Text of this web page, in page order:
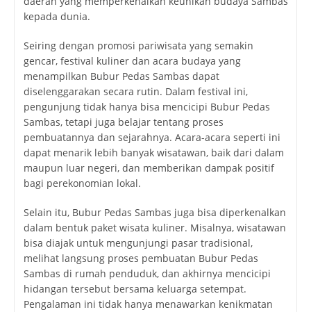
kepada dunia.
Seiring dengan promosi pariwisata yang semakin
gencar, festival kuliner dan acara budaya yang
menampilkan Bubur Pedas Sambas dapat
diselenggarakan secara rutin. Dalam festival ini,
pengunjung tidak hanya bisa mencicipi Bubur Pedas
Sambas, tetapi juga belajar tentang proses
pembuatannya dan sejarahnya. Acara-acara seperti ini
dapat menarik lebih banyak wisatawan, baik dari dalam
maupun luar negeri, dan memberikan dampak positif
bagi perekonomian lokal.
Selain itu, Bubur Pedas Sambas juga bisa diperkenalkan
dalam bentuk paket wisata kuliner. Misalnya, wisatawan
bisa diajak untuk mengunjungi pasar tradisional,
melihat langsung proses pembuatan Bubur Pedas
Sambas di rumah penduduk, dan akhirnya mencicipi
hidangan tersebut bersama keluarga setempat.
Pengalaman ini tidak hanya menawarkan kenikmatan